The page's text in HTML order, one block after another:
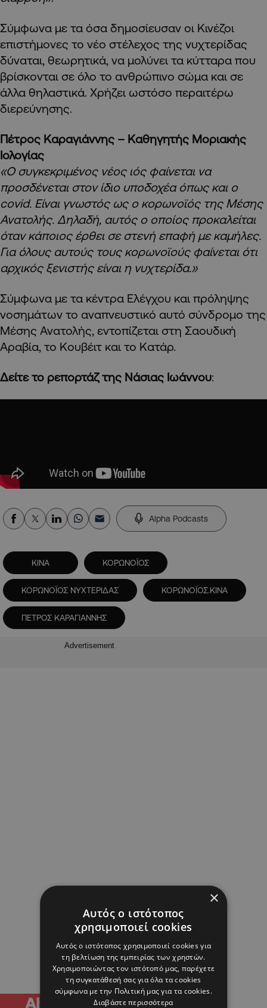
Σύμφωνα με τα όσα δημοσίευσαν οι Κινέζοι
επιστήμονες το νέο στέλεχος της νυχτερίδας
δύναται, θεωρητικά, να μολύνει τα κύτταρα που
βρίσκονται σε όλο το ανθρώπινο σώμα και σε
άλλα θηλαστικά. Χρήζει ωστόσο περαιτέρω
διερεύνησης.
Πέτρος Καραγιάννης – Καθηγητής Μοριακής
Ιολογίας
«Ο συγκεκριμένος νέος ιός φαίνεται να
προσδένεται στον ίδιο υποδοχέα όπως και ο
covid. Είναι γνωστός ως ο κορωνοϊός της Μέσης
Ανατολής. Δηλαδή, αυτός ο οποίος προκαλείται
όταν κάποιος έρθει σε στενή επαφή με καμήλες.
Για όλους αυτούς τους κορωνοϊούς φαίνεται ότι
αρχικός ξενιστής είναι η νυχτερίδα.»
Σύμφωνα με τα κέντρα Ελέγχου και πρόληψης
νοσημάτων το αναπνευστικό αυτό σύνδρομο της
Μέσης Ανατολής, εντοπίζεται στη Σαουδική
Αραβία, το Κουβέιτ και το Κατάρ.
Δείτε το ρεπορτάζ της Νάσιας Ιωάννου:
Alpha Podcasts
ΚΙΝΑ ΚΟΡΩΝΟΪΟΣ
ΚΟΡΩΝΟΪΟΣ ΝΥΧΤΕΡΙΔΑΣ ΚΟΡΩΝΟΪΟΣ.ΚΙΝΑ
ΠΕΤΡΟΣ ΚΑΡΑΓΙΑΝΝΗΣ
Advertisement
×
Αυτός ο ιστότοπος
χρησιμοποιεί cookies
Αυτός ο ιστότοπος χρησιμοποιεί cookies για
τη βελτίωση της εμπειρίας των χρηστών.
Χρησιμοποιώντας τον ιστότοπό μας, παρέχετε
τη συγκατάθεσή σας για όλα τα cookies
σύμφωνα με την Πολιτική μας για τα cookies.
Διαβάστε περισσότερα